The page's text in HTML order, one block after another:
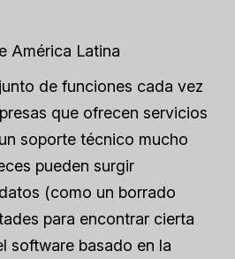
América Latina
de funciones cada vez
que ofrecen servicios
soporte técnico mucho
pueden surgir
(como un borrado
para encontrar cierta
software basado en la